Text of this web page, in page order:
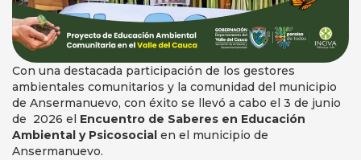
Con una destacada participación de los gestores
ambientales comunitarios y la comunidad del municipio
de Ansermanuevo, con éxito se llevó a cabo el 3 de junio
de 2026 el Encuentro de Saberes en Educación
Ambiental y Psicosocial en el municipio de
Ansermanuevo.